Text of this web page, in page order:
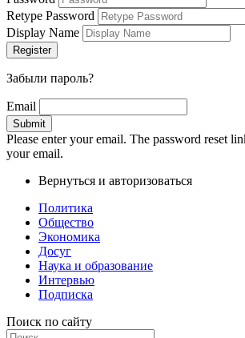
Retype Password
Display Name
Забыли пароль?
Email
Please enter your email. The password reset
your email.
Вернуться и авторизоваться
Политика
Общество
Экономика
Досуг
Наука и образование
Интервью
Подписка
Поиск по сайту